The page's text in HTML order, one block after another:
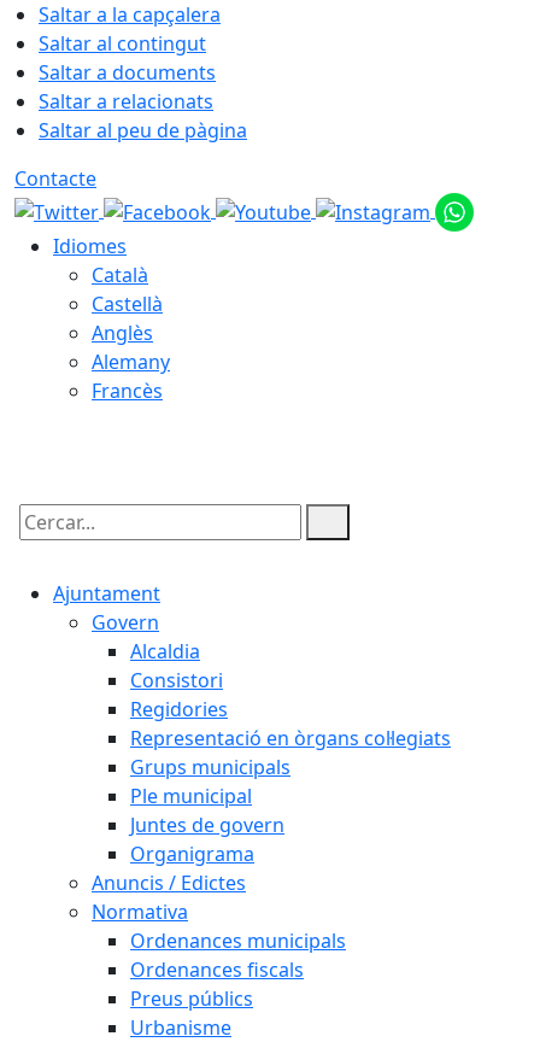
Saltar a la capçalera
Saltar al contingut
Saltar a documents
Saltar a relacionats
Saltar al peu de pàgina
Contacte
Idiomes
Català
Castellà
Anglès
Alemany
Francès
Cercar:
Ajuntament
Govern
Alcaldia
Consistori
Regidories
Representació en òrgans col·legiats
Grups municipals
Ple municipal
Juntes de govern
Organigrama
Anuncis / Edictes
Normativa
Ordenances municipals
Ordenances fiscals
Preus públics
Urbanisme